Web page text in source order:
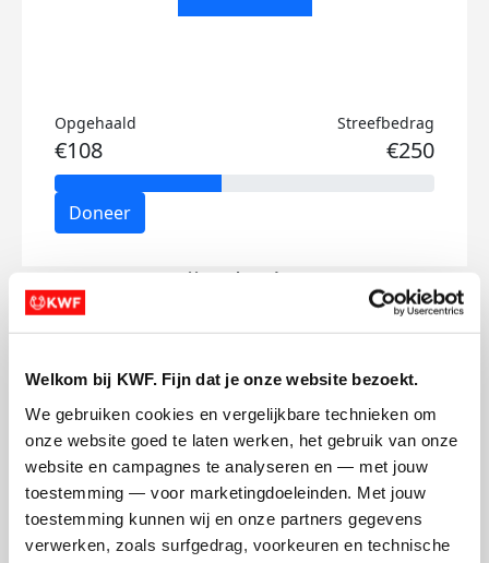
Welkom bij KWF. Fijn dat je onze website bezoekt.
We gebruiken cookies en vergelijkbare technieken om
onze website goed te laten werken, het gebruik van onze
website en campagnes te analyseren en — met jouw
toestemming — voor marketingdoeleinden. Met jouw
toestemming kunnen wij en onze partners gegevens
verwerken, zoals surfgedrag, voorkeuren en technische
Opgehaald
€108
Streefbedrag
€250
Doneer
Gijs's badges